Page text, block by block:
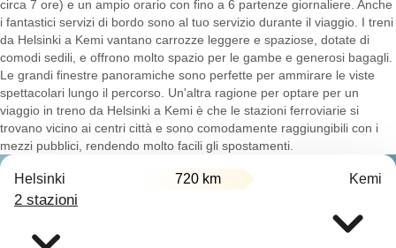
circa 7 ore) e un ampio orario con fino a 6 partenze giornaliere. Anche
i fantastici servizi di bordo sono al tuo servizio durante il viaggio. I treni
da Helsinki a Kemi vantano carrozze leggere e spaziose, dotate di
comodi sedili, e offrono molto spazio per le gambe e generosi bagagli.
Le grandi finestre panoramiche sono perfette per ammirare le viste
spettacolari lungo il percorso. Un'altra ragione per optare per un
viaggio in treno da Helsinki a Kemi è che le stazioni ferroviarie si
trovano vicino ai centri città e sono comodamente raggiungibili con i
mezzi pubblici, rendendo molto facili gli spostamenti.
Helsinki 720 km Kemi
2 stazioni